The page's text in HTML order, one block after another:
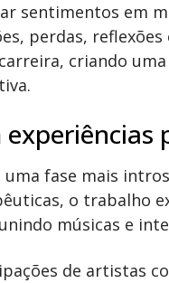
sentimentos em
perdas,
criando
uma fase mais
o trabalho
músicas e
de artistas